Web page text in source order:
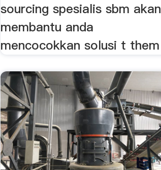
sourcing spesialis sbm akan
membantu anda
mencocokkan solusi t them